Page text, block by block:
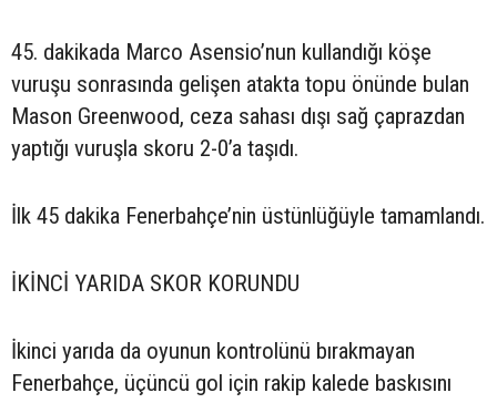
45. dakikada Marco Asensio’nun kullandığı köşe
vuruşu sonrasında gelişen atakta topu önünde bulan
Mason Greenwood, ceza sahası dışı sağ çaprazdan
yaptığı vuruşla skoru 2-0’a taşıdı.
İlk 45 dakika Fenerbahçe’nin üstünlüğüyle tamamlandı.
İKİNCİ YARIDA SKOR KORUNDU
İkinci yarıda da oyunun kontrolünü bırakmayan
Fenerbahçe, üçüncü gol için rakip kalede baskısını